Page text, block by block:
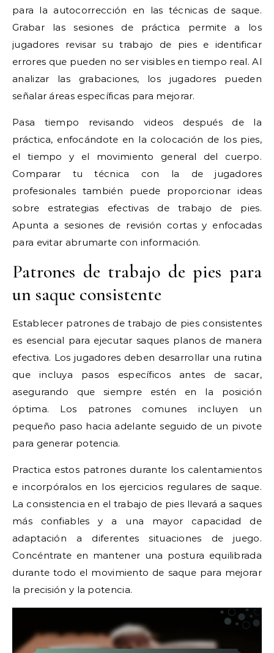
para la autocorrección en las técnicas de saque.
Grabar las sesiones de práctica permite a los
jugadores revisar su trabajo de pies e identificar
errores que pueden no ser visibles en tiempo real. Al
analizar las grabaciones, los jugadores pueden
señalar áreas específicas para mejorar.
Pasa tiempo revisando videos después de la
práctica, enfocándote en la colocación de los pies,
el tiempo y el movimiento general del cuerpo.
Comparar tu técnica con la de jugadores
profesionales también puede proporcionar ideas
sobre estrategias efectivas de trabajo de pies.
Apunta a sesiones de revisión cortas y enfocadas
para evitar abrumarte con información.
Patrones de trabajo de pies para
un saque consistente
Establecer patrones de trabajo de pies consistentes
es esencial para ejecutar saques planos de manera
efectiva. Los jugadores deben desarrollar una rutina
que incluya pasos específicos antes de sacar,
asegurando que siempre estén en la posición
óptima. Los patrones comunes incluyen un
pequeño paso hacia adelante seguido de un pivote
para generar potencia.
Practica estos patrones durante los calentamientos
e incorpóralos en los ejercicios regulares de saque.
La consistencia en el trabajo de pies llevará a saques
más confiables y a una mayor capacidad de
adaptación a diferentes situaciones de juego.
Concéntrate en mantener una postura equilibrada
durante todo el movimiento de saque para mejorar
la precisión y la potencia.